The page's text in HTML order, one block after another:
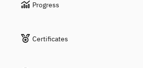
Progress
Certificates